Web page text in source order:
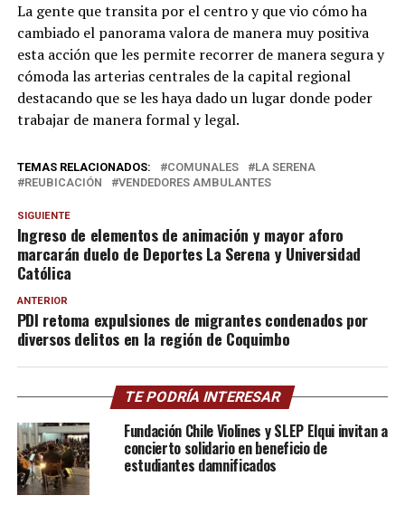
La gente que transita por el centro y que vio cómo ha
cambiado el panorama valora de manera muy positiva
esta acción que les permite recorrer de manera segura y
cómoda las arterias centrales de la capital regional
destacando que se les haya dado un lugar donde poder
trabajar de manera formal y legal.
TEMAS RELACIONADOS: COMUNALES
LA SERENA
REUBICACIÓN
VENDEDORES AMBULANTES
SIGUIENTE
Ingreso de elementos de animación y mayor aforo
marcarán duelo de Deportes La Serena y Universidad
Católica
ANTERIOR
PDI retoma expulsiones de migrantes condenados por
diversos delitos en la región de Coquimbo
TE PODRÍA INTERESAR
Fundación Chile Violines y SLEP Elqui invitan a
concierto solidario en beneficio de
estudiantes damnificados